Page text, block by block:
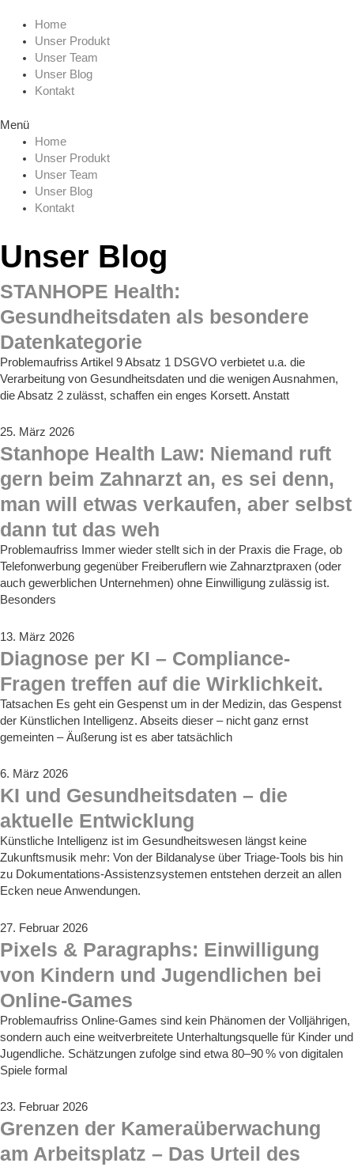
Inhalt
springen
Home
Unser Produkt
Unser Team
Unser Blog
Kontakt
Menü
Home
Unser Produkt
Unser Team
Unser Blog
Kontakt
Unser Blog
STANHOPE Health:
Gesundheitsdaten als besondere
Datenkategorie
Problemaufriss Artikel 9 Absatz 1 DSGVO verbietet u.a. die
Verarbeitung von Gesundheitsdaten und die wenigen Ausnahmen,
die Absatz 2 zulässt, schaffen ein enges Korsett. Anstatt
25. März 2026
Stanhope Health Law: Niemand ruft
gern beim Zahnarzt an, es sei denn,
man will etwas verkaufen, aber selbst
dann tut das weh
Problemaufriss Immer wieder stellt sich in der Praxis die Frage, ob
Telefonwerbung gegenüber Freiberuflern wie Zahnarztpraxen (oder
auch gewerblichen Unternehmen) ohne Einwilligung zulässig ist.
Besonders
13. März 2026
Diagnose per KI – Compliance-
Fragen treffen auf die Wirklichkeit.
Tatsachen Es geht ein Gespenst um in der Medizin, das Gespenst
der Künstlichen Intelligenz. Abseits dieser – nicht ganz ernst
gemeinten – Äußerung ist es aber tatsächlich
6. März 2026
KI und Gesundheitsdaten – die
aktuelle Entwicklung
Künstliche Intelligenz ist im Gesundheitswesen längst keine
Zukunftsmusik mehr: Von der Bildanalyse über Triage‑Tools bis hin
zu Dokumentations‑Assistenzsystemen entstehen derzeit an allen
Ecken neue Anwendungen.
27. Februar 2026
Pixels & Paragraphs: Einwilligung
von Kindern und Jugendlichen bei
Online-Games
Problemaufriss Online-Games sind kein Phänomen der Volljährigen,
sondern auch eine weitverbreitete Unterhaltungsquelle für Kinder und
Jugendliche. Schätzungen zufolge sind etwa 80–90 % von digitalen
Spiele formal
23. Februar 2026
Grenzen der Kameraüberwachung
am Arbeitsplatz – Das Urteil des